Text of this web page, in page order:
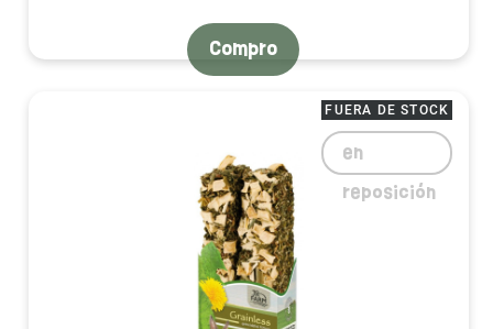
Compro
FUERA DE STOCK
en
reposición